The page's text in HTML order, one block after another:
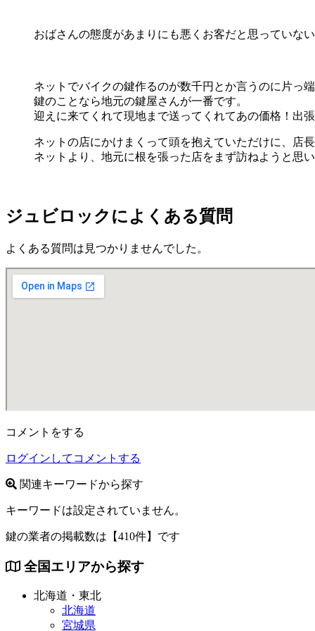
おばさんの態度があまりにも悪くお客だと思っていな
ネットでバイクの鍵作るのが数千円とか言うのに片っ
鍵のことなら地元の鍵屋さんが一番です。
迎えに来てくれて現地まで送ってくれてあの価格！出
ネットの店にかけまくって頭を抱えていただけに、店
ネットより、地元に根を張った店をまず訪ねようと思
ジュビロックによくある質問
よくある質問は見つかりませんでした。
コメントをする
ログインしてコメントする
関連キーワードから探す
キーワードは設定されていません。
鍵の業者の掲載数は 【410件】 です
全国エリアから探す
北海道・東北
北海道
宮城県